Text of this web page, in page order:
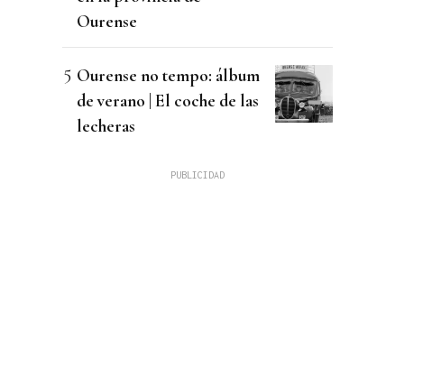
Ourense
Ourense no tempo: álbum
de verano | El coche de las
lecheras